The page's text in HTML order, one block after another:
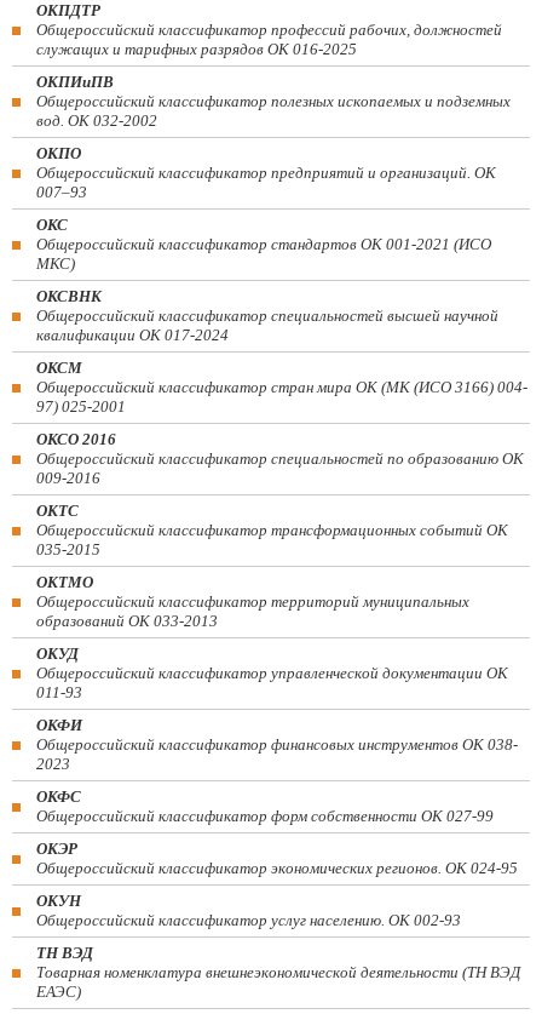
ОКПДТР
Общероссийский классификатор профессий рабочих, должностей
служащих и тарифных разрядов ОК 016-2025
ОКПИиПВ
Общероссийский классификатор полезных ископаемых и подземных
вод. ОК 032-2002
ОКПО
Общероссийский классификатор предприятий и организаций. ОК
007–93
ОКС
Общероссийский классификатор стандартов ОК 001-2021 (ИСО
МКС)
ОКСВНК
Общероссийский классификатор специальностей высшей научной
квалификации ОК 017-2024
ОКСМ
Общероссийский классификатор стран мира ОК (МК (ИСО 3166) 004-
97) 025-2001
ОКСО 2016
Общероссийский классификатор специальностей по образованию ОК
009-2016
ОКТС
Общероссийский классификатор трансформационных событий ОК
035-2015
ОКТМО
Общероссийский классификатор территорий муниципальных
образований ОК 033-2013
ОКУД
Общероссийский классификатор управленческой документации ОК
011-93
ОКФИ
Общероссийский классификатор финансовых инструментов OK 038-
2023
ОКФС
Общероссийский классификатор форм собственности ОК 027-99
ОКЭР
Общероссийский классификатор экономических регионов. ОК 024-95
ОКУН
Общероссийский классификатор услуг населению. ОК 002-93
ТН ВЭД
Товарная номенклатура внешнеэкономической деятельности (ТН ВЭД
ЕАЭС)